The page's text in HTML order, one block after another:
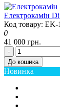
Електрокамін
Код товару: EK-
0
41 000 грн.
-
До кошика
Новинка